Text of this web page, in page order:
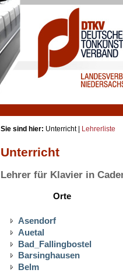
Sie sind hier: Unterricht | Lehrerliste
Unterricht
Lehrer für Klavier in
Orte
Asendorf
Auetal
Bad_Fallingbostel
Barsinghausen
Belm